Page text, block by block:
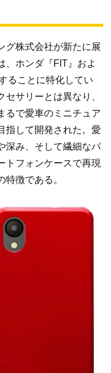
グ株式会社が新たに展
、ホンダ『FIT』およ
ることに特化してい
サリーとは異なり、
るで愛車のミニチュア
指して開発された。愛
深み、そして繊細なパ
トフォンケースで再現
徴である。